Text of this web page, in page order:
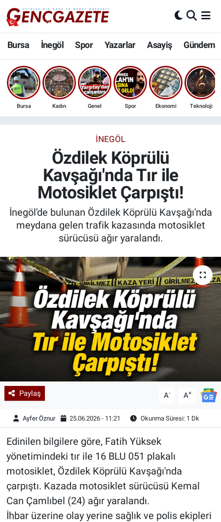
Bursa İnegöl Spor Yazarlar Asayiş Gündem
Bursa Kadın Genel Spor Ekonomi Teknoloji
İNEGÖL
Özdilek Köprülü
Kavşağı'nda Tır ile
Motosiklet Çarpıştı!
İnegöl'de bulunan Özdilek Köprülü Kavşağı'nda
meydana gelen trafik kazasında motosiklet
sürücüsü ağır yaralandı.
Paylaş A- A+
Ayfer Öznur 25.06.2026 - 11:21 Okunma Süresi: 1 Dk
Edinilen bilgilere göre, Fatih Yüksek
yönetimindeki tır ile 16 BLU 051 plakalı
motosiklet, Özdilek Köprülü Kavşağı'nda
çarpıştı. Kazada motosiklet sürücüsü Kemal
Can Çamlıbel (24) ağır yaralandı.
İhbar üzerine olay yerine sağlık ve polis ekipleri
Bursa
İnegöl
3.SAYFA
Ekonomi
Güncel
İnanç
Kadın & Aile
Kültür & Sanat
Sağlık
Siyaset
Teknoloji
Astroloji-Rüya
Nöbetçi Eczaneler
Hava Durumu
Trafik Durumu
Son Dakika Haberleri
Haber Arşivi